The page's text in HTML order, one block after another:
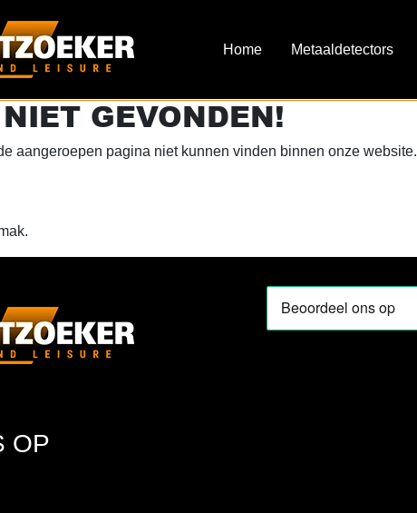
Metaaldetectors
GEVONDEN!
aangeroepen pagina niet kunnen vinden binnen onze website.
OP